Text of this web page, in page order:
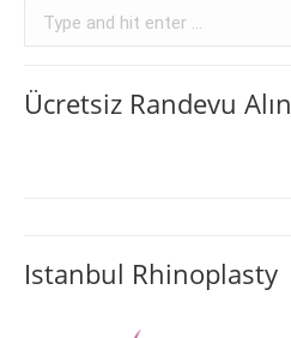
Search:
Ücretsiz Randevu Alın
Istanbul Rhinoplasty